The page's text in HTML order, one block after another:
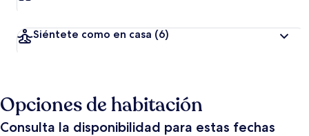
Siéntete como en casa (6)
Opciones de habitación
Consulta la disponibilidad para estas fechas